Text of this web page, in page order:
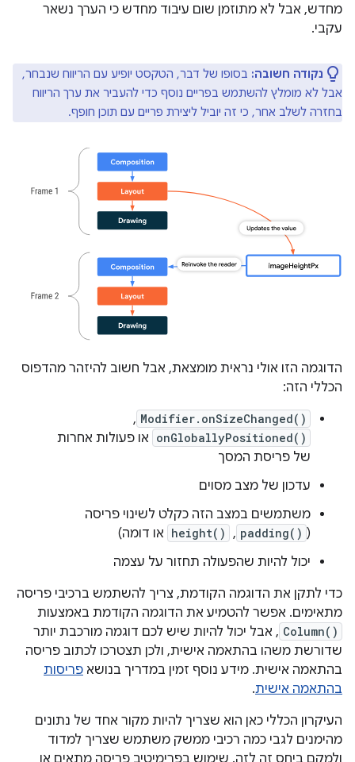
מחדש, אבל לא מתוזמן שום עיבוד מחדש כי הערך נשאר
עקבי.
נקודה חשובה: בסופו של דבר, הטקסט יופיע עם הריווח שנבחר,
אבל לא מומלץ להשתמש בפריים נוסף כדי להעביר את ערך הריווח
בחזרה לשלב אחר, כי זה יוביל ליצירת פריים עם תוכן חופף.
הדוגמה הזו אולי נראית מומצאת, אבל חשוב להיזהר מהדפוס
הכללי הזה:
Modifier.onSizeChanged()
,‏
onGloballyPositioned() או פעולות אחרות
של פריסת המסך
עדכון של מצב מסוים
משתמשים במצב הזה כקלט לשינוי פריסה
(
padding()
,
height() או דומה)
יכול להיות שהפעולה תחזור על עצמה
כדי לתקן את הדוגמה הקודמת, צריך להשתמש ברכיבי פריסה
מתאימים. אפשר להטמיע את הדוגמה הקודמת באמצעות
Column() , אבל יכול להיות שיש לכם דוגמה מורכבת יותר
שדורשת משהו בהתאמה אישית, ולכן תצטרכו לכתוב פריסה
בהתאמה אישית. מידע נוסף זמין במדריך בנושא פריסות
בהתאמה אישית.
העיקרון הכללי כאן הוא שצריך להיות מקור אחד של נתונים
מהימנים לגבי כמה רכיבי ממשק משתמש שצריך למדוד